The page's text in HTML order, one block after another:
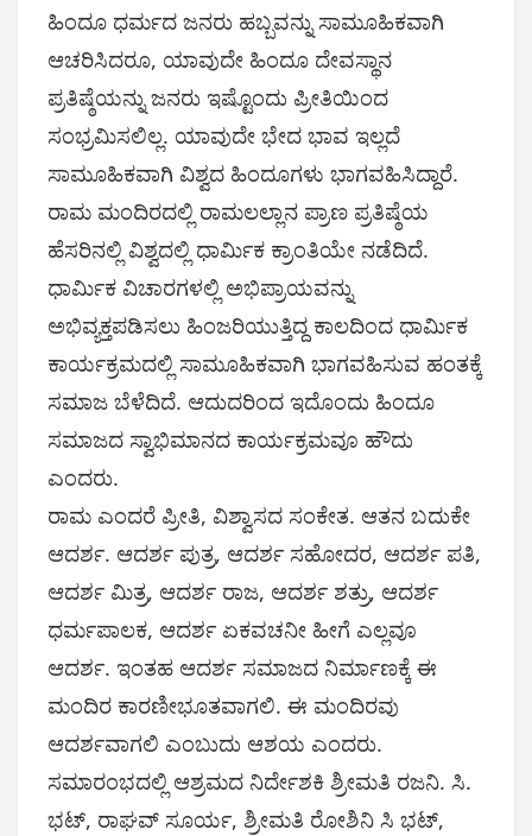
ಹಿಂದೂ ಧರ್ಮದ ಜನರು ಹಬ್ಬವನ್ನು ಸಾಮೂಹಿಕವಾಗಿ
ಆಚರಿಸಿದರೂ, ಯಾವುದೇ ಹಿಂದೂ ದೇವಸ್ಥಾನ
ಪ್ರತಿಷ್ಠೆಯನ್ನು ಜನರು ಇಷ್ಟೊಂದು ಪ್ರೀತಿಯಿಂದ
ಸಂಭ್ರಮಿಸಲಿಲ್ಲ. ಯಾವುದೇ ಭೇದ ಭಾವ ಇಲ್ಲದೆ
ಸಾಮೂಹಿಕವಾಗಿ ವಿಶ್ವದ ಹಿಂದೂಗಳು ಭಾಗವಹಿಸಿದ್ದಾರೆ.
ರಾಮ ಮಂದಿರದಲ್ಲಿ ರಾಮಲಲ್ಲಾನ ಪ್ರಾಣ ಪ್ರತಿಷ್ಠೆಯ
ಹೆಸರಿನಲ್ಲಿ ವಿಶ್ವದಲ್ಲಿ ಧಾರ್ಮಿಕ ಕ್ರಾಂತಿಯೇ ನಡೆದಿದೆ.
ಧಾರ್ಮಿಕ ವಿಚಾರಗಳಲ್ಲಿ ಅಭಿಪ್ರಾಯವನ್ನು
ಅಭಿವ್ಯಕ್ತಪಡಿಸಲು ಹಿಂಜರಿಯುತ್ತಿದ್ದ ಕಾಲದಿಂದ ಧಾರ್ಮಿಕ
ಕಾರ್ಯಕ್ರಮದಲ್ಲಿ ಸಾಮೂಹಿಕವಾಗಿ ಭಾಗವಹಿಸುವ ಹಂತಕ್ಕೆ
ಸಮಾಜ ಬೆಳೆದಿದೆ. ಆದುದರಿಂದ ಇದೊಂದು ಹಿಂದೂ
ಸಮಾಜದ ಸ್ವಾಭಿಮಾನದ ಕಾರ್ಯಕ್ರಮವೂ ಹೌದು
ಎಂದರು.
ರಾಮ ಎಂದರೆ ಪ್ರೀತಿ, ವಿಶ್ವಾಸದ ಸಂಕೇತ. ಆತನ ಬದುಕೇ
ಆದರ್ಶ. ಆದರ್ಶ ಪುತ್ರ, ಆದರ್ಶ ಸಹೋದರ, ಆದರ್ಶ ಪತಿ,
ಆದರ್ಶ ಮಿತ್ರ, ಆದರ್ಶ ರಾಜ, ಆದರ್ಶ ಶತ್ರು, ಆದರ್ಶ
ಧರ್ಮಪಾಲಕ, ಆದರ್ಶ ಏಕವಚನೀ ಹೀಗೆ ಎಲ್ಲವೂ
ಆದರ್ಶ. ಇಂತಹ ಆದರ್ಶ ಸಮಾಜದ ನಿರ್ಮಾಣಕ್ಕೆ ಈ
ಮಂದಿರ ಕಾರಣೀಭೂತವಾಗಲಿ. ಈ ಮಂದಿರವು
ಆದರ್ಶವಾಗಲಿ ಎಂಬುದು ಆಶಯ ಎಂದರು.
ಸಮಾರಂಭದಲ್ಲಿ ಆಶ್ರಮದ ನಿರ್ದೇಶಕಿ ಶ್ರೀಮತಿ ರಜನಿ. ಸಿ.
ಭಟ್, ರಾಘವ್ ಸೂರ್ಯ, ಶ್ರೀಮತಿ ರೋಶಿನಿ ಸಿ ಭಟ್,